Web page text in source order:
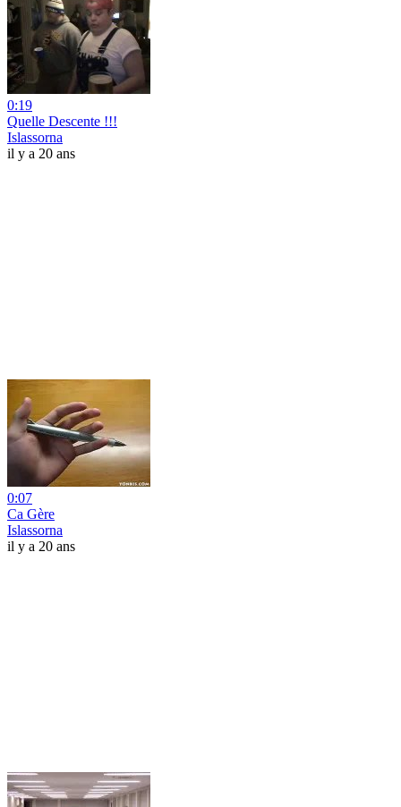
0:19
Quelle Descente !!!
Islassorna
il y a 20 ans
0:07
Ca Gère
Islassorna
il y a 20 ans